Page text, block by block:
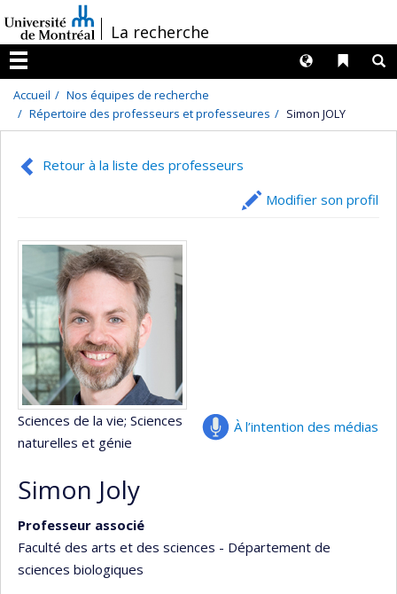
au
contenu
/La recherche
Menu
Liens
Langues
Accueil
Nos équipes de recherche
Répertoire des professeurs et professeures
Simon JOLY
Retour à la liste des professeurs
Modifier son profil
À l’intention des médias
Sciences de la vie; Sciences
naturelles et génie
Simon Joly
Professeur associé
Faculté des arts et des sciences - Département de
sciences biologiques